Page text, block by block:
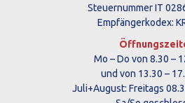
Steuernummer IT
Empfängerkodex:
Mo – Do von 8.30 –
und von 13.30 –
Juli+August: Freitags